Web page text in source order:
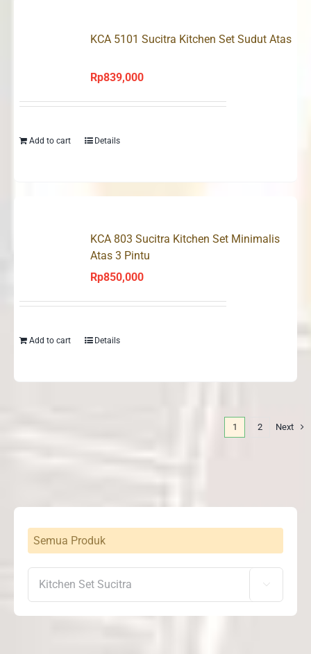
KCA 5101 Sucitra Kitchen Set Sudut Atas
Rp839,000
Add to cart Details
KCA 803 Sucitra Kitchen Set Minimalis
Atas 3 Pintu
Rp850,000
Add to cart Details
1 2 Next
Semua Produk
